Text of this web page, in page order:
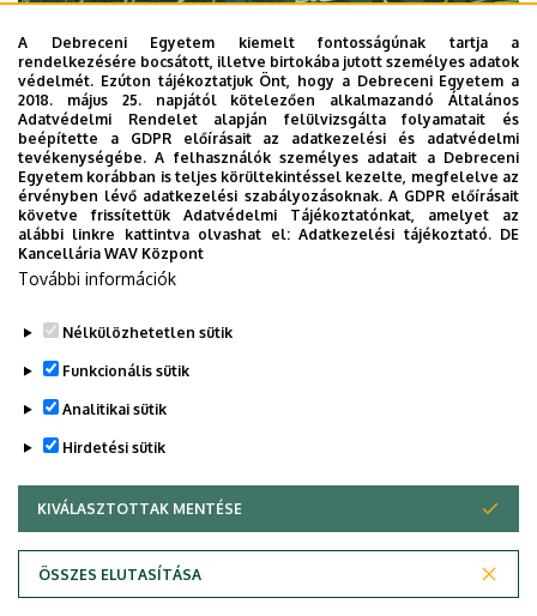
2026. augusztus 7.
Univerzum: A Debreceni Egyetem
titkos receptjei
KUTATÁS TUDOMÁNY
A Debreceni Egyetem kiemelt fontosságúnak tartja a
rendelkezésére bocsátott, illetve birtokába jutott személyes adatok
védelmét. Ezúton tájékoztatjuk Önt, hogy a Debreceni Egyetem a
2018. május 25. napjától kötelezően alkalmazandó Általános
Adatvédelmi Rendelet alapján felülvizsgálta folyamatait és
beépítette a GDPR előírásait az adatkezelési és adatvédelmi
tevékenységébe. A felhasználók személyes adatait a Debreceni
Egyetem korábban is teljes körültekintéssel kezelte, megfelelve az
érvényben lévő adatkezelési szabályozásoknak. A GDPR előírásait
követve frissítettük Adatvédelmi Tájékoztatónkat, amelyet az
alábbi linkre kattintva olvashat el:Adatkezelési tájékoztató. DE
Kancellária WAV Központ
További információk
Nélkülözhetetlen sütik
Funkcionális sütik
Analitikai sütik
Hirdetési sütik
KIVÁLASZTOTTAK MENTÉSE
ÖSSZES ELUTASÍTÁSA
WITHDRAW CONSENT